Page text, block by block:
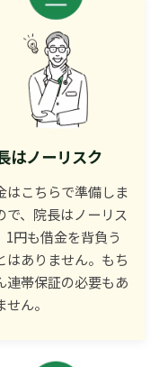
はノーリスク
はこちらで準備しま
で、院長はノーリス
1円も借金を背負う
はありません。もち
連帯保証の必要もあ
せん。